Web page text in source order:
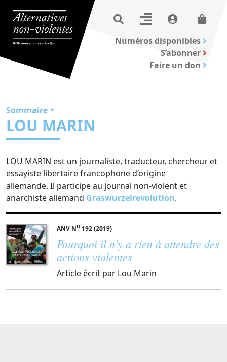
Numéros disponibles
S’abonner
Faire un don
Sommaire
LOU MARIN
LOU MARIN est un journaliste, traducteur, chercheur et
essayiste libertaire francophone d’origine
allemande. Il participe au journal non-violent et
anarchiste allemand Graswurzelrevolution.
ANV NO 192 (2019)
Pourquoi il n’y a rien à attendre des
actions violentes
Article écrit par Lou Marin